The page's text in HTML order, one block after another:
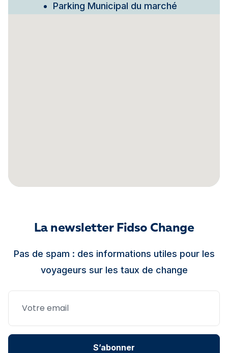
Parking Municipal du marché
La newsletter Fidso Change
Pas de spam : des informations utiles pour les
voyageurs sur les taux de change
S’abonner